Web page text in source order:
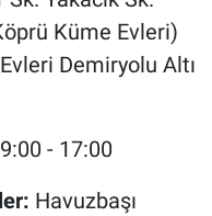
Küme Evleri)
Demiryolu Altı
- 17:00
Havuzbaşı